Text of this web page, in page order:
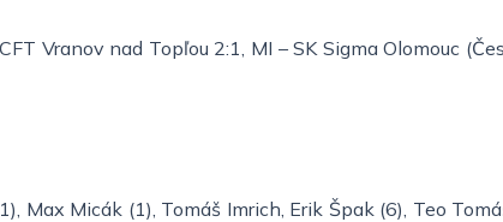
Vranov nad Topľou 2:1, MI – SK Sigma Olomouc
Micák (1), Tomáš Imrich, Erik Špak (6), Teo